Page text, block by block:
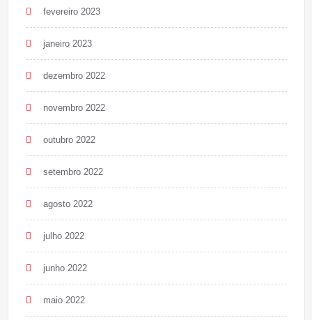
fevereiro 2023
janeiro 2023
dezembro 2022
novembro 2022
outubro 2022
setembro 2022
agosto 2022
julho 2022
junho 2022
maio 2022